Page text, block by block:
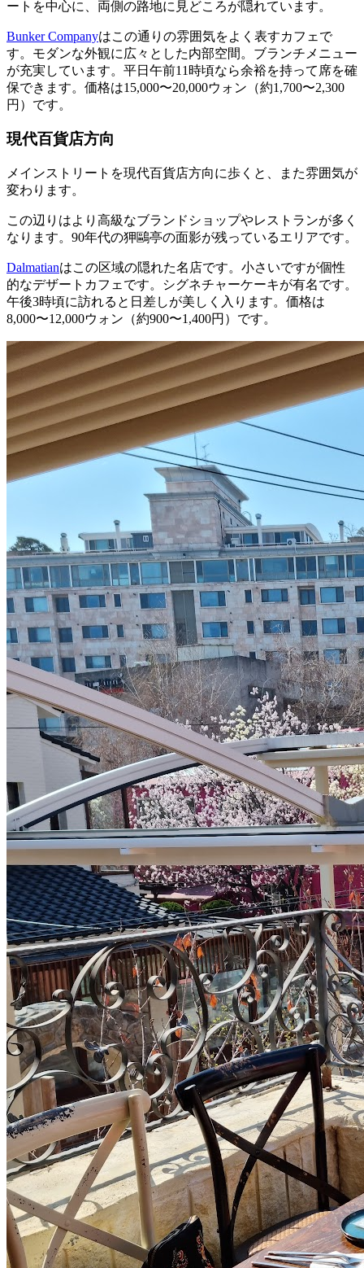
ートを中心に、両側の路地に見どころが隠れています。
Bunker Companyはこの通りの雰囲気をよく表すカフェで
す。モダンな外観に広々とした内部空間。ブランチメニュー
が充実しています。平日午前11時頃なら余裕を持って席を確
保できます。価格は15,000〜20,000ウォン（約1,700〜2,300
円）です。
現代百貨店方向
メインストリートを現代百貨店方向に歩くと、また雰囲気が
変わります。
この辺りはより高級なブランドショップやレストランが多く
なります。90年代の狎鷗亭の面影が残っているエリアです。
Dalmatianはこの区域の隠れた名店です。小さいですが個性
的なデザートカフェです。シグネチャーケーキが有名です。
午後3時頃に訪れると日差しが美しく入ります。価格は
8,000〜12,000ウォン（約900〜1,400円）です。